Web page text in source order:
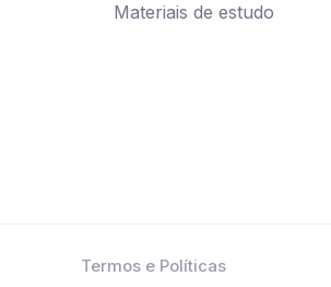
Materiais de estudo
Termos e Políticas